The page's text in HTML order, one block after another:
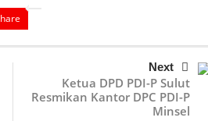
Next
Ketua DPD PDI-P Sulut
Resmikan Kantor DPC PDI-P
Minsel